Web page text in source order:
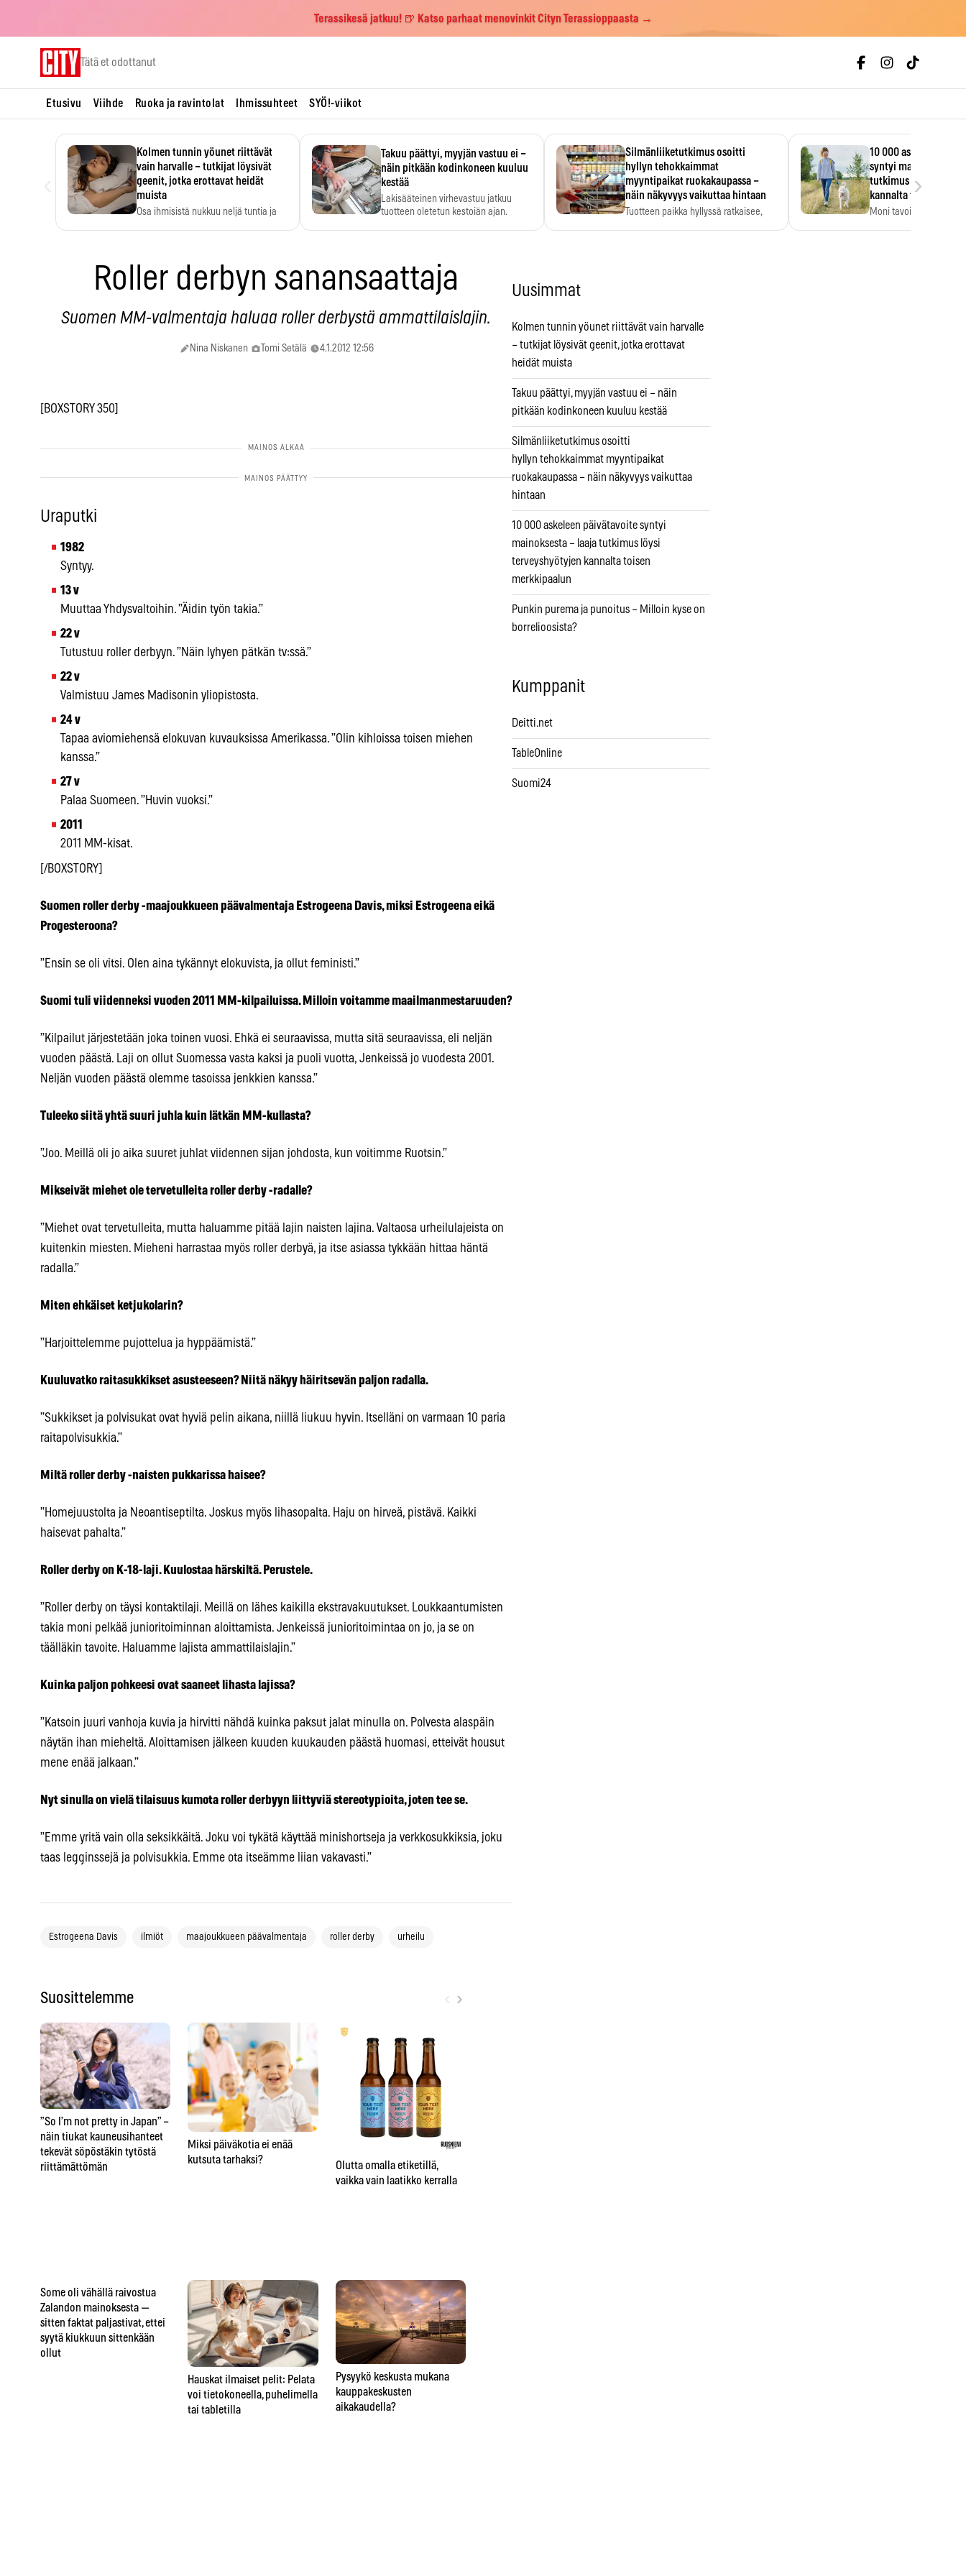
Terassikesä jatkuu! 🍺 Katso parhaat menovinkit Cityn Terassioppaasta →
Tätä et odottanut
Etusivu Viihde Ruoka ja ravintolat Ihmissuhteet SYÖ!-viikot
Kolmen tunnin yöunet riittävät
vain harvalle – tutkijat löysivät
geenit, jotka erottavat heidät
muista
Osa ihmisistä nukkuu neljä tuntia ja
Takuu päättyi, myyjän vastuu ei –
näin pitkään kodinkoneen kuuluu
kestää
Lakisääteinen virhevastuu jatkuu
tuotteen oletetun kestoiän ajan.
Silmänliiketutkimus osoitti
hyllyn tehokkaimmat
myyntipaikat ruokakaupassa –
näin näkyvyys vaikuttaa hintaan
Tuotteen paikka hyllyssä ratkaisee,
10 000 askeleen
syntyi mainoksesta –
tutkimus löysi
kannalta toisen
Moni tavoittelee 10 000
›
Roller derbyn sanansaattaja
Suomen MM-valmentaja haluaa roller derbystä ammattilaislajin.
Nina Niskanen Tomi Setälä 4.1.2012 12:56
[BOXSTORY 350]
Uraputki
1982
Syntyy.
13 v
Muuttaa Yhdysvaltoihin. ”Äidin työn takia.”
22 v
Tutustuu roller derbyyn. ”Näin lyhyen pätkän tv:ssä.”
22 v
Valmistuu James Madisonin yliopistosta.
24 v
Tapaa aviomiehensä elokuvan kuvauksissa Amerikassa. ”Olin kihloissa toisen miehen
kanssa.”
27 v
Palaa Suomeen. ”Huvin vuoksi.”
2011
2011 MM-kisat.
[/BOXSTORY]
Suomen roller derby -maajoukkueen päävalmentaja Estrogeena Davis, miksi Estrogeena eikä
Progesteroona?
”Ensin se oli vitsi. Olen aina tykännyt elokuvista, ja ollut feministi.”
Suomi tuli viidenneksi vuoden 2011 MM-kilpailuissa. Milloin voitamme maailmanmestaruuden?
”Kilpailut järjestetään joka toinen vuosi. Ehkä ei seuraavissa, mutta sitä seuraavissa, eli neljän
vuoden päästä. Laji on ollut Suomessa vasta kaksi ja puoli vuotta, Jenkeissä jo vuodesta 2001.
Neljän vuoden päästä olemme tasoissa jenkkien kanssa.”
Tuleeko siitä yhtä suuri juhla kuin lätkän MM-kullasta?
”Joo. Meillä oli jo aika suuret juhlat viidennen sijan johdosta, kun voitimme Ruotsin.”
Mikseivät miehet ole tervetulleita roller derby -radalle?
”Miehet ovat tervetulleita, mutta haluamme pitää lajin naisten lajina. Valtaosa urheilulajeista on
kuitenkin miesten. Mieheni harrastaa myös roller derbyä, ja itse asiassa tykkään hittaa häntä
radalla.”
Miten ehkäiset ketjukolarin?
”Harjoittelemme pujottelua ja hyppäämistä.”
Kuuluvatko raitasukkikset asusteeseen? Niitä näkyy häiritsevän paljon radalla.
”Sukkikset ja polvisukat ovat hyviä pelin aikana, niillä liukuu hyvin. Itselläni on varmaan 10 paria
raitapolvisukkia.”
Miltä roller derby -naisten pukkarissa haisee?
”Homejuustolta ja Neoantiseptilta. Joskus myös lihasopalta. Haju on hirveä, pistävä. Kaikki
haisevat pahalta.”
Roller derby on K-18-laji. Kuulostaa härskiltä. Perustele.
”Roller derby on täysi kontaktilaji. Meillä on lähes kaikilla ekstravakuutukset. Loukkaantumisten
takia moni pelkää junioritoiminnan aloittamista. Jenkeissä junioritoimintaa on jo, ja se on
täälläkin tavoite. Haluamme lajista ammattilaislajin.”
Kuinka paljon pohkeesi ovat saaneet lihasta lajissa?
”Katsoin juuri vanhoja kuvia ja hirvitti nähdä kuinka paksut jalat minulla on. Polvesta alaspäin
näytän ihan mieheltä. Aloittamisen jälkeen kuuden kuukauden päästä huomasi, etteivät housut
mene enää jalkaan.”
Nyt sinulla on vielä tilaisuus kumota roller derbyyn liittyviä stereotypioita, joten tee se.
”Emme yritä vain olla seksikkäitä. Joku voi tykätä käyttää minishortseja ja verkkosukkiksia, joku
taas legginssejä ja polvisukkia. Emme ota itseämme liian vakavasti.”
Estrogeena Davis ilmiöt maajoukkueen päävalmentaja roller derby urheilu
Suosittelemme ›
”So I’m not pretty in Japan” –
näin tiukat kauneusihanteet
tekevät söpöstäkin tytöstä
riittämättömän
Some oli vähällä raivostua
Zalandon mainoksesta —
sitten faktat paljastivat, ettei
syytä kiukkuun sittenkään
ollut
Miksi päiväkotia ei enää
kutsuta tarhaksi?
Hauskat ilmaiset pelit: Pelata
voi tietokoneella, puhelimella
tai tabletilla
Olutta omalla etiketillä,
vaikka vain laatikko kerralla
Pysyykö keskusta mukana
kauppakeskusten
aikakaudella?
Uusimmat
Kolmen tunnin yöunet riittävät vain harvalle
– tutkijat löysivät geenit, jotka erottavat
heidät muista
Takuu päättyi, myyjän vastuu ei – näin
pitkään kodinkoneen kuuluu kestää
Silmänliiketutkimus osoitti
hyllyn tehokkaimmat myyntipaikat
ruokakaupassa – näin näkyvyys vaikuttaa
hintaan
10 000 askeleen päivätavoite syntyi
mainoksesta – laaja tutkimus löysi
terveyshyötyjen kannalta toisen
merkkipaalun
Punkin purema ja punoitus – Milloin kyse on
borrelioosista?
Kumppanit
Deitti.net
TableOnline
Suomi24